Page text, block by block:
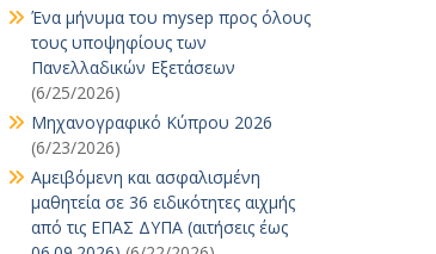
Ένα μήνυμα του mysep προς όλους
τους υποψηφίους των
Πανελλαδικών Εξετάσεων
(6/25/2026)
Μηχανογραφικό Κύπρου 2026
(6/23/2026)
Αμειβόμενη και ασφαλισμένη
μαθητεία σε 36 ειδικότητες αιχμής
από τις ΕΠΑΣ ΔΥΠΑ (αιτήσεις έως